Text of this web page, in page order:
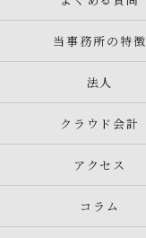
当事務所の特徴
法人
クラウド会計
アクセス
コラム